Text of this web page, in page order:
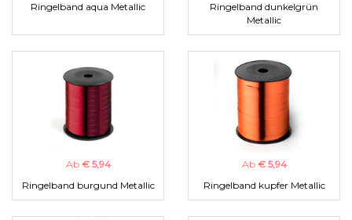
Ringelband aqua Metallic
Ringelband dunkelgrün
Metallic
Ab € 5,94
Ringelband burgund Metallic
Ab € 5,94
Ringelband kupfer Metallic